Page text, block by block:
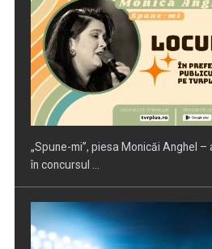
CONCACAF respinge planul FIFA
activităților comerciale